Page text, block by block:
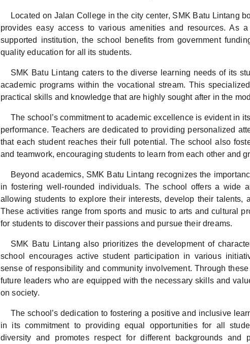
Located on Jalan College in the city center, SMK Batu Lintang
provides easy access to various amenities and resources. As
supported institution, the school benefits from government
quality education for all its students.
SMK Batu Lintang caters to the diverse learning needs of its
academic programs within the vocational stream. This
practical skills and knowledge that are highly sought after in the
The school’s commitment to academic excellence is evident in
performance. Teachers are dedicated to providing personalized
that each student reaches their full potential. The school also
and teamwork, encouraging students to learn from each other and
Beyond academics, SMK Batu Lintang recognizes the
in fostering well-rounded individuals. The school offers a wide
allowing students to explore their interests, develop their talents,
These activities range from sports and music to arts and cultural
for students to discover their passions and pursue their dreams.
SMK Batu Lintang also prioritizes the development of
school encourages active student participation in various
sense of responsibility and community involvement. Through
future leaders who are equipped with the necessary skills and
on society.
The school’s dedication to fostering a positive and inclusive
in its commitment to providing equal opportunities for all
diversity and promotes respect for different backgrounds and